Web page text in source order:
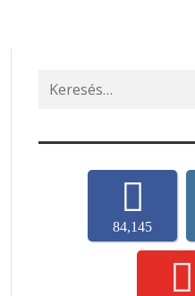
Search
for:
84,145